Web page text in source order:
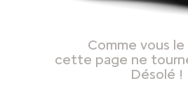
Comme vous
cette page ne
Désolé !